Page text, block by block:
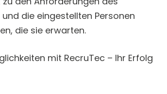
die eingestellten Personen
die sie erwarten.
mit RecruTec – Ihr Erfolg